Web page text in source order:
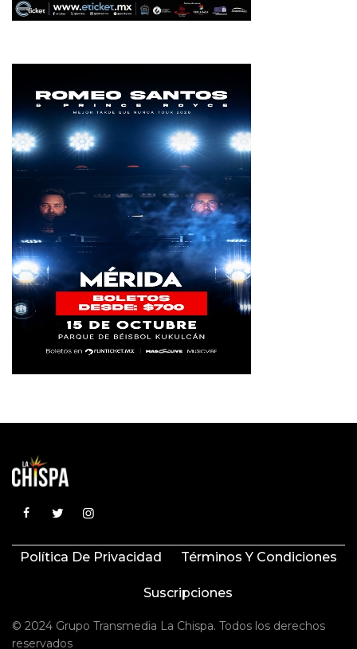
Política De Privacidad Términos Y Condiciones
Suscripciones
© 2024 Grupo Transmedia La Chispa. Todos los derechos
reservados